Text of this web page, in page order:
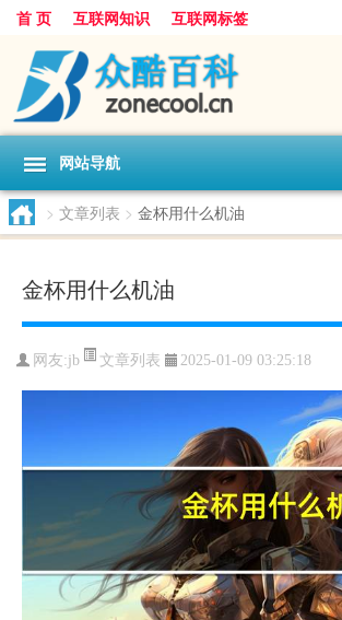
首 页 互联网知识 互联网标签
网站导航
> 文章列表 > 金杯用什么机油
金杯用什么机油
网友:jb 文章列表 2025-01-09 03:25:18